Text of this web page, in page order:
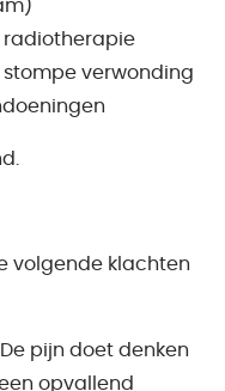
radiotherapie
stompe verwonding
volgende klachten
pijn doet denken
opvallend